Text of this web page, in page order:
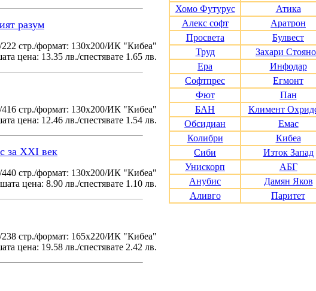
разум
222 стр./формат: 130х200/ИК "Кибеа"
цена: 13.35 лв./спестявате 1.65 лв.
стр./формат: 130х200/ИК "Кибеа"
цена: 12.46 лв./спестявате 1.54 лв.
за XXI век
стр./формат: 130х200/ИК "Кибеа"
цена: 8.90 лв./спестявате 1.10 лв.
стр./формат: 165х220/ИК "Кибеа"
цена: 19.58 лв./спестявате 2.42 лв.
Хомо Футурус
Атика
Алекс софт
Аратрон
Просвета
Булвест
Труд
Захари
Ера
Инфодар
Софтпрес
Егмонт
Фют
Пан
БАН
Климент
Обсидиан
Емас
Колибри
Кибеа
Сиби
Изток Запад
Унискорп
АБГ
Анубис
Дамян Яков
Аливго
Паритет